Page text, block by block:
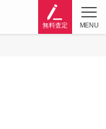
無料査定 MENU